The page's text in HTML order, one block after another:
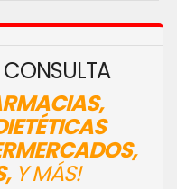
CONSULTA
Y MÁS!